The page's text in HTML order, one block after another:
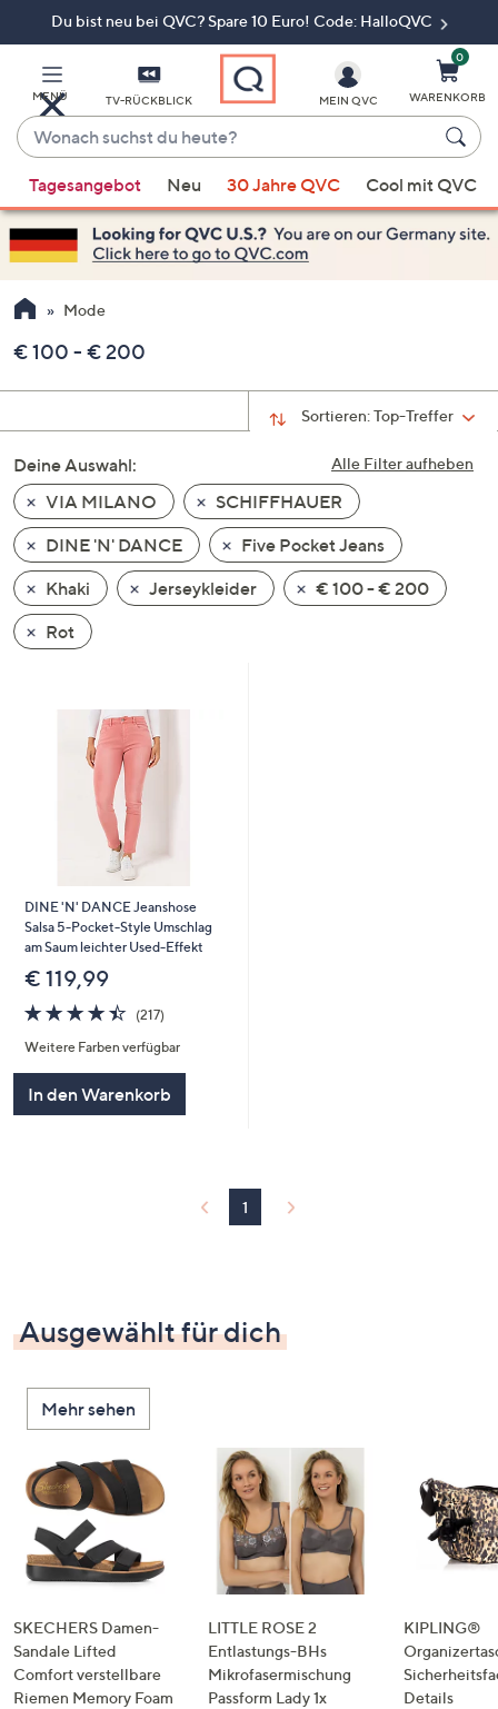
Du bist neu bei QVC? Spare 10 Euro! Code: HalloQVC
MENÜ TV-RÜCKBLICK
Wonach
suchst
du
heute?
Vorschläge
verfügbar
sind,
verwenden
Sie
Pfeiltasten
nach
und
nach
unten
oder
wischen
Sie
auf
Touch-
Geräten
anzuzeigen.
MEIN QVC
0
WARENKORB
Tagesangebot Neu 30 Jahre QVC Cool mit QVC
Mode
€ 100 - € 200
Sortieren:Top-Treffer
Alle Filter aufheben
Deine Auswahl:
VIA MILANO
SCHIFFHAUER
DINE 'N' DANCE
Five Pocket Jeans
Khaki
Jerseykleider
€ 100 - € 200
Rot
DINE 'N' DANCE Jeanshose
Salsa 5-Pocket-Style Umschlag
am Saum leichter Used-Effekt
€ 119,99
4.4
von
5
(217)217
Weitere Farben verfügbar
In den Warenkorb
1
Ausgewählt für dich
Mehr sehen
SKECHERS Damen-
Sandale Lifted
Comfort verstellbare
Riemen Memory Foam
LITTLE ROSE 2
Entlastungs-BHs
Mikrofasermischung
Passform Lady 1x
KIPLING®
Details